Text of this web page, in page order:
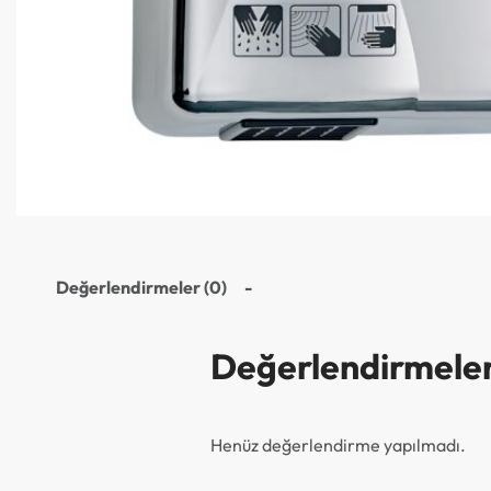
Değerlendirmeler (0)
Henüz değerlendirme yapılmadı.